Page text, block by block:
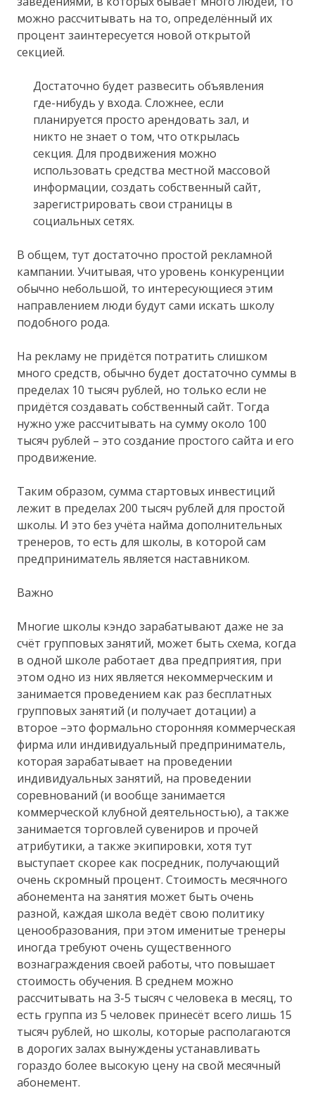
можно рассчитывать на то, определённый их
процент заинтересуется новой открытой
секцией.
Достаточно будет развесить объявления
где-нибудь у входа. Сложнее, если
планируется просто арендовать зал, и
никто не знает о том, что открылась
секция. Для продвижения можно
использовать средства местной массовой
информации, создать собственный сайт,
зарегистрировать свои страницы в
социальных сетях.
В общем, тут достаточно простой рекламной
кампании. Учитывая, что уровень конкуренции
обычно небольшой, то интересующиеся этим
направлением люди будут сами искать школу
подобного рода.
На рекламу не придётся потратить слишком
много средств, обычно будет достаточно суммы в
пределах 10 тысяч рублей, но только если не
придётся создавать собственный сайт. Тогда
нужно уже рассчитывать на сумму около 100
тысяч рублей – это создание простого сайта и его
продвижение.
Таким образом, сумма стартовых инвестиций
лежит в пределах 200 тысяч рублей для простой
школы. И это без учёта найма дополнительных
тренеров, то есть для школы, в которой сам
предприниматель является наставником.
Важно
Многие школы кэндо зарабатывают даже не за
счёт групповых занятий, может быть схема, когда
в одной школе работает два предприятия, при
этом одно из них является некоммерческим и
занимается проведением как раз бесплатных
групповых занятий (и получает дотации) а
второе –это формально сторонняя коммерческая
фирма или индивидуальный предприниматель,
которая зарабатывает на проведении
индивидуальных занятий, на проведении
соревнований (и вообще занимается
коммерческой клубной деятельностью), а также
занимается торговлей сувениров и прочей
атрибутики, а также экипировки, хотя тут
выступает скорее как посредник, получающий
очень скромный процент. Стоимость месячного
абонемента на занятия может быть очень
разной, каждая школа ведёт свою политику
ценообразования, при этом именитые тренеры
иногда требуют очень существенного
вознаграждения своей работы, что повышает
стоимость обучения. В среднем можно
рассчитывать на 3-5 тысяч с человека в месяц, то
есть группа из 5 человек принесёт всего лишь 15
тысяч рублей, но школы, которые располагаются
в дорогих залах вынуждены устанавливать
гораздо более высокую цену на свой месячный
абонемент.